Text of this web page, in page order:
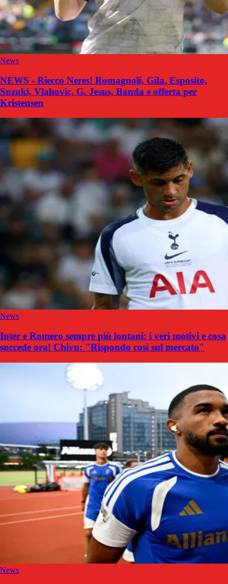
News
NEWS - Riecco Neres! Romagnoli, Gila, Esposito,
Suzuki, Vlahovic, G. Jesus, Banda e offerta per
Kristensen
News
Inter e Romero sempre più lontani: i veri motivi e cosa
succede ora! Chivu: "Rispondo così sul mercato"
News